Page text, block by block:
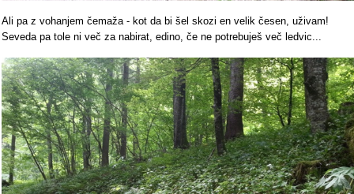
Ali pa z vohanjem čemaža - kot da bi šel skozi en velik česen, uživam!
Seveda pa tole ni več za nabirat, edino, če ne potrebuješ več ledvic...